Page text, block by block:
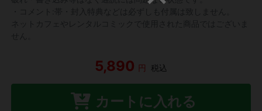
5,890 円 税込
カートに入れる